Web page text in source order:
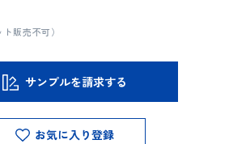
販売不可）
サンプルを請求する
お気に入り登録